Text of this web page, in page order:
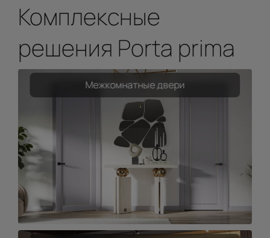
Комплексные
решения Porta prima
Межкомнатные двери